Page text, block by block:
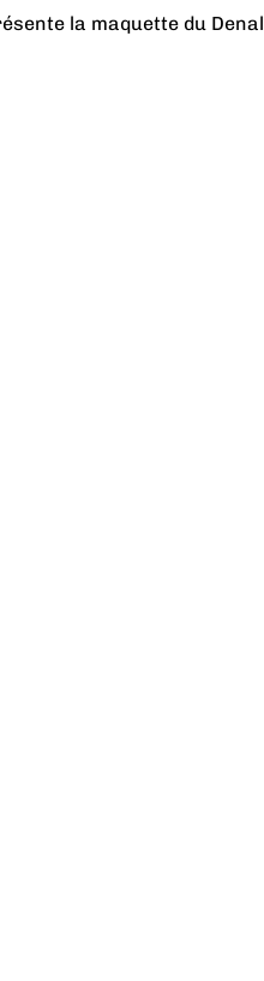
la maquette du